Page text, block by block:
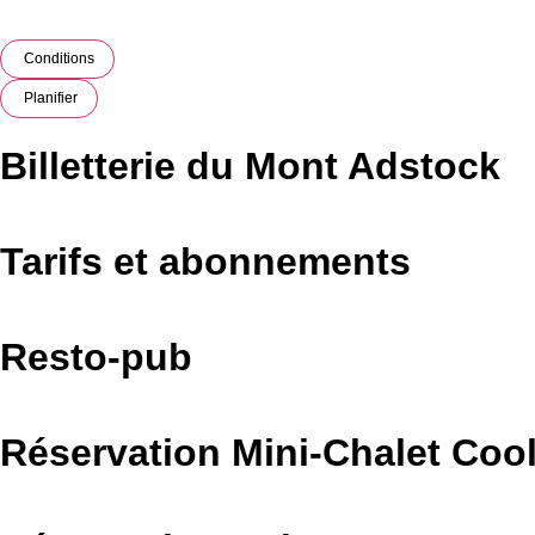
Conditions
Planifier
Billetterie du Mont Adstock
Tarifs et abonnements
Resto-pub
Réservation Mini-Chalet